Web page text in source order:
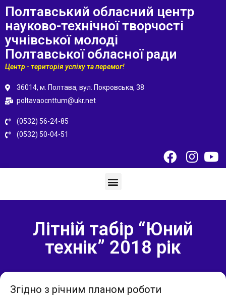
Полтавський обласний центр
науково-технічної творчості
учнівської молоді
Полтавської обласної ради
Центр - територія успіху та перемог!
36014, м. Полтава, вул. Покровська, 38
poltavaocnttum@ukr.net
(0532) 56-24-85
(0532) 50-04-51
Літній табір “Юний
технік” 2018 рік
Згідно з річним планом роботи